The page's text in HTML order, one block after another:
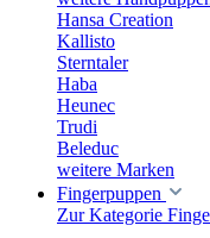
Hansa Creation
Kallisto
Sterntaler
Haba
Heunec
Trudi
Beleduc
weitere Marken
Fingerpuppen
Zur Kategorie